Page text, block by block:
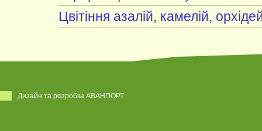
Цвітіння азалій, камелій,
Дизайн та розробка АВАНПОРТ